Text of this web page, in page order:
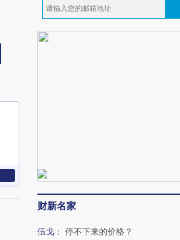
财新名家
伍戈 ： 停不下来的价格？